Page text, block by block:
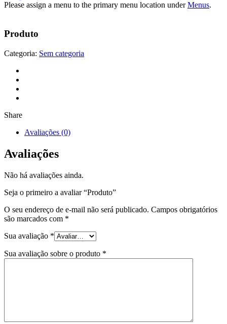
Please assign a menu to the primary menu location underMenus.
Produto
Categoria: Sem categoria
Share
Avaliações (0)
Avaliações
Não há avaliações ainda.
Seja o primeiro a avaliar “Produto”
O seu endereço de e-mail não será publicado. Campos obrigatórios
são marcados com *
Sua avaliação *
Sua avaliação sobre o produto *